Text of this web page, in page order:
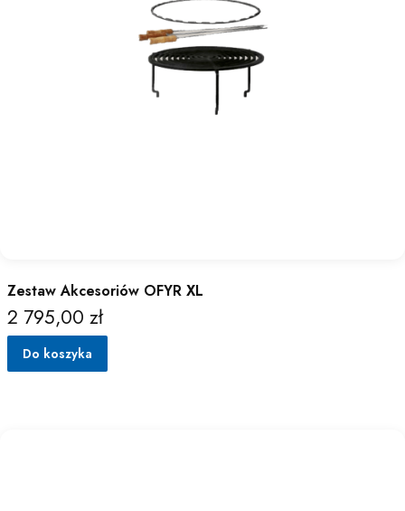
Zestaw Akcesoriów OFYR XL
Cena
2 795,00 zł
Do koszyka